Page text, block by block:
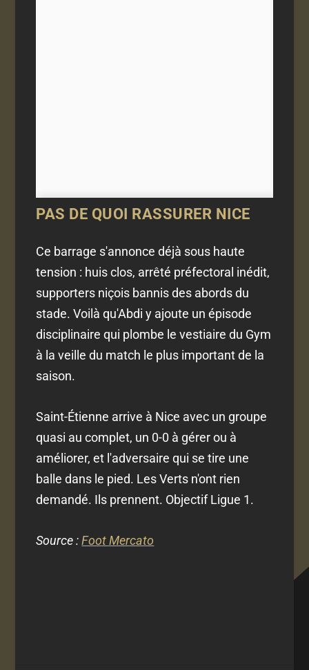
PAS DE QUOI RASSURER NICE
Ce barrage s'annonce déjà sous haute
tension : huis clos, arrêté préfectoral inédit,
supporters niçois bannis des abords du
stade. Voilà qu'Abdi y ajoute un épisode
disciplinaire qui plombe le vestiaire du Gym
à la veille du match le plus important de la
saison.
Saint-Étienne arrive à Nice avec un groupe
quasi au complet, un 0-0 à gérer ou à
améliorer, et l'adversaire qui se tire une
balle dans le pied. Les Verts n'ont rien
demandé. Ils prennent. Objectif Ligue 1.
Source :Foot Mercato